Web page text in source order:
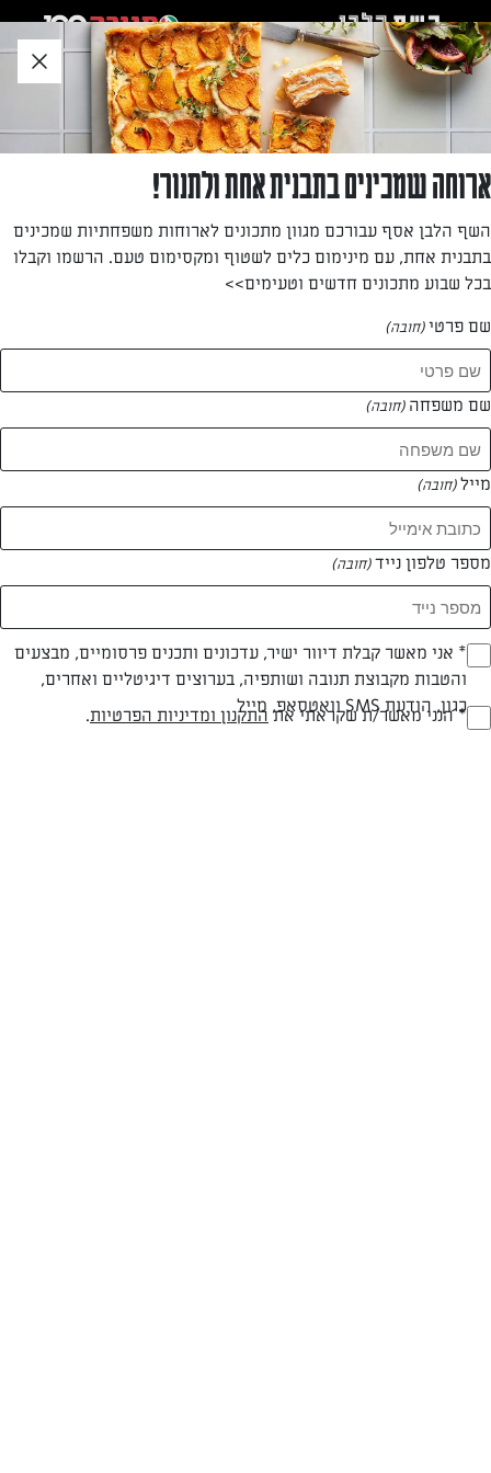
לאזור
תוכן
תחתון
שירלי חלילי
—
המתכונים של שירלי חלילי
1 מתכונים
ארוחה שמכינים בתבנית אחת ולתנור!
השף הלבן אסף עבורכם מגוון מתכונים לארוחות משפחתיות שמכינים
בתבנית אחת, עם מינימום כלים לשטוף ומקסימום טעם. הרשמו וקבלו
בכל שבוע מתכונים חדשים וטעימים>>
שם פרטי(חובה)
שם משפחה (חובה)
מייל(חובה)
מספר טלפון נייד(חובה)
(חובה)* אני מאשר קבלת דיוור ישיר, עדכונים ותכנים פרסומיים, מבצעים
והטבות מקבוצת תנובה ושותפיה, בערוצים דיגיטליים ואחרים,
כגון, הודעת SMS וואטסאפ, מייל(חובה)* הנני מאשר/ת שקראתי את התקנון ומדיניות הפרטיות.